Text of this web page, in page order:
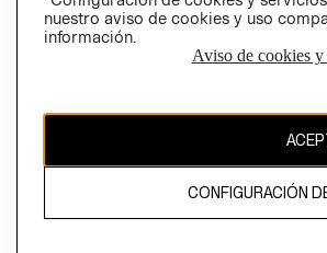
CAMBIAR REGIÓN
propiedad de H&M Hennes & Mauritz AB
nuestro aviso de cookies y uso
información.
Aviso de cookies
CONFIGURACIÓN